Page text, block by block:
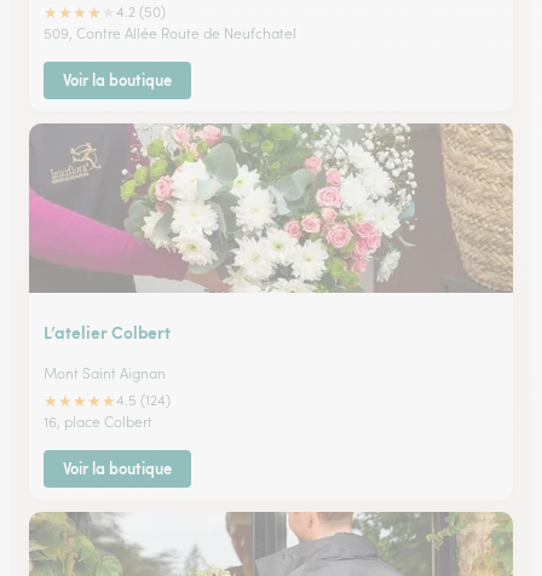
★★★★
4.2 (50)
509, Contre Allée Route de Neufchatel
Voir la boutique
L’atelier Colbert
Mont Saint Aignan
★★★★★4.5 (124)
16, place Colbert
Voir la boutique